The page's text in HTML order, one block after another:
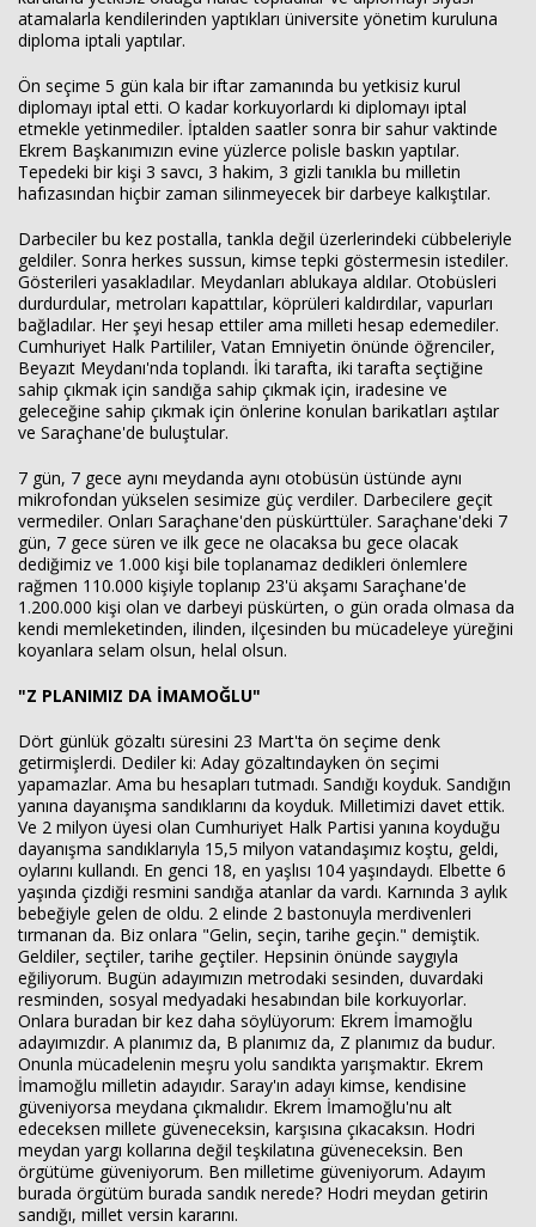
atamalarla kendilerinden yaptıkları üniversite yönetim kuruluna
diploma iptali yaptılar.
Ön seçime 5 gün kala bir iftar zamanında bu yetkisiz kurul
diplomayı iptal etti. O kadar korkuyorlardı ki diplomayı iptal
etmekle yetinmediler. İptalden saatler sonra bir sahur vaktinde
Ekrem Başkanımızın evine yüzlerce polisle baskın yaptılar.
Tepedeki bir kişi 3 savcı, 3 hakim, 3 gizli tanıkla bu milletin
hafızasından hiçbir zaman silinmeyecek bir darbeye kalkıştılar.
Darbeciler bu kez postalla, tankla değil üzerlerindeki cübbeleriyle
geldiler. Sonra herkes sussun, kimse tepki göstermesin istediler.
Gösterileri yasakladılar. Meydanları ablukaya aldılar. Otobüsleri
durdurdular, metroları kapattılar, köprüleri kaldırdılar, vapurları
bağladılar. Her şeyi hesap ettiler ama milleti hesap edemediler.
Cumhuriyet Halk Partililer, Vatan Emniyetin önünde öğrenciler,
Beyazıt Meydanı'nda toplandı. İki tarafta, iki tarafta seçtiğine
sahip çıkmak için sandığa sahip çıkmak için, iradesine ve
geleceğine sahip çıkmak için önlerine konulan barikatları aştılar
ve Saraçhane'de buluştular.
7 gün, 7 gece aynı meydanda aynı otobüsün üstünde aynı
mikrofondan yükselen sesimize güç verdiler. Darbecilere geçit
vermediler. Onları Saraçhane'den püskürttüler. Saraçhane'deki 7
gün, 7 gece süren ve ilk gece ne olacaksa bu gece olacak
dediğimiz ve 1.000 kişi bile toplanamaz dedikleri önlemlere
rağmen 110.000 kişiyle toplanıp 23'ü akşamı Saraçhane'de
1.200.000 kişi olan ve darbeyi püskürten, o gün orada olmasa da
kendi memleketinden, ilinden, ilçesinden bu mücadeleye yüreğini
koyanlara selam olsun, helal olsun.
"Z PLANIMIZ DA İMAMOĞLU"
Dört günlük gözaltı süresini 23 Mart'ta ön seçime denk
getirmişlerdi. Dediler ki: Aday gözaltındayken ön seçimi
yapamazlar. Ama bu hesapları tutmadı. Sandığı koyduk. Sandığın
yanına dayanışma sandıklarını da koyduk. Milletimizi davet ettik.
Ve 2 milyon üyesi olan Cumhuriyet Halk Partisi yanına koyduğu
dayanışma sandıklarıyla 15,5 milyon vatandaşımız koştu, geldi,
oylarını kullandı. En genci 18, en yaşlısı 104 yaşındaydı. Elbette 6
yaşında çizdiği resmini sandığa atanlar da vardı. Karnında 3 aylık
bebeğiyle gelen de oldu. 2 elinde 2 bastonuyla merdivenleri
tırmanan da. Biz onlara "Gelin, seçin, tarihe geçin." demiştik.
Geldiler, seçtiler, tarihe geçtiler. Hepsinin önünde saygıyla
eğiliyorum. Bugün adayımızın metrodaki sesinden, duvardaki
resminden, sosyal medyadaki hesabından bile korkuyorlar.
Onlara buradan bir kez daha söylüyorum: Ekrem İmamoğlu
adayımızdır. A planımız da, B planımız da, Z planımız da budur.
Onunla mücadelenin meşru yolu sandıkta yarışmaktır. Ekrem
İmamoğlu milletin adayıdır. Saray'ın adayı kimse, kendisine
güveniyorsa meydana çıkmalıdır. Ekrem İmamoğlu'nu alt
edeceksen millete güveneceksin, karşısına çıkacaksın. Hodri
meydan yargı kollarına değil teşkilatına güveneceksin. Ben
örgütüme güveniyorum. Ben milletime güveniyorum. Adayım
burada örgütüm burada sandık nerede? Hodri meydan getirin
sandığı, millet versin kararını.